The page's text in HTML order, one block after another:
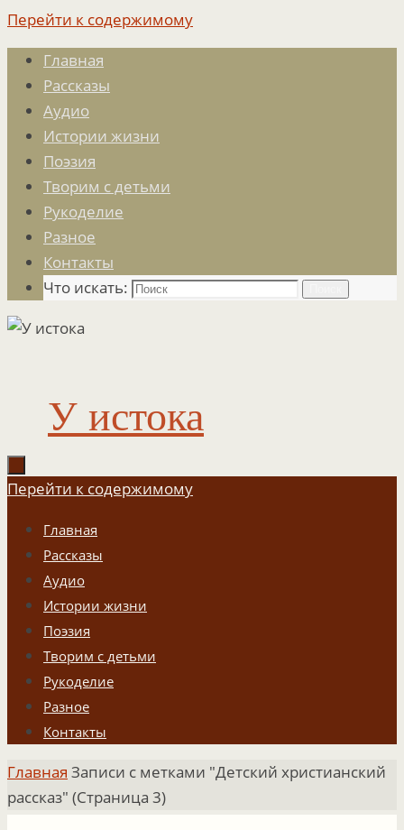
Перейти к содержимому
Главная
Рассказы
Аудио
Истории жизни
Поэзия
Творим с детьми
Рукоделие
Разное
Контакты
Что искать:
У истока
Перейти к содержимому
Главная
Рассказы
Аудио
Истории жизни
Поэзия
Творим с детьми
Рукоделие
Разное
Контакты
Главная Записи с метками "Детский христианский
рассказ" (Страница 3)